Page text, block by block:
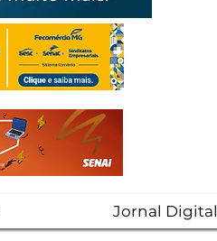
Jornal Digital